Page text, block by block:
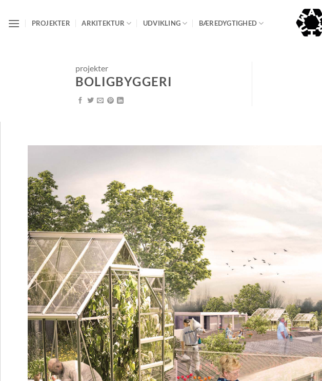
PROJEKTER ARKITEKTUR UDVIKLING BÆREDYGTIGHED
projekter
BOLIGBYGGERI